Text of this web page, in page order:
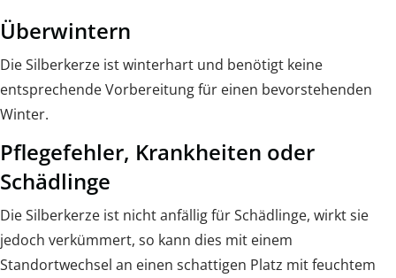
Überwintern
Die Silberkerze ist winterhart und benötigt keine
entsprechende Vorbereitung für einen bevorstehenden
Winter.
Pflegefehler, Krankheiten oder
Schädlinge
Die Silberkerze ist nicht anfällig für Schädlinge, wirkt sie
jedoch verkümmert, so kann dies mit einem
Standortwechsel an einen schattigen Platz mit feuchtem